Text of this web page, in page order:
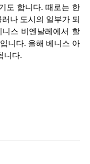
도 합니다. 때로는 한
나 도시의 일부가 되
스 비엔날레에서 할
니다. 올해 베니스 아
니다.